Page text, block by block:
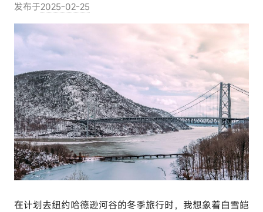
发布于2025-02-25
者
u
t
o
u
r
c
在计划去纽约哈德逊河谷的冬季旅行时，我想象着白雪皑